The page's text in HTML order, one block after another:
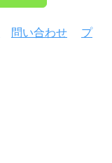
問い合わせ
プ